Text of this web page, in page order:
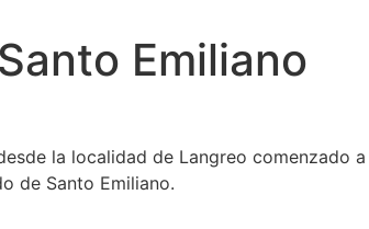
Emiliano
la localidad de Langreo comenzado
de Santo Emiliano.